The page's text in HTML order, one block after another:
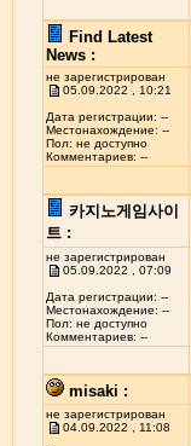
Find Latest
News :
не зарегистрирован
05.09.2022 , 10:21
Дата регистрации: --
Местонахождение: --
Пол: не доступно
Комментариев: --
카지노게임사이
트 :
не зарегистрирован
05.09.2022 , 07:09
Дата регистрации: --
Местонахождение: --
Пол: не доступно
Комментариев: --
misaki :
не зарегистрирован
04.09.2022 , 11:08